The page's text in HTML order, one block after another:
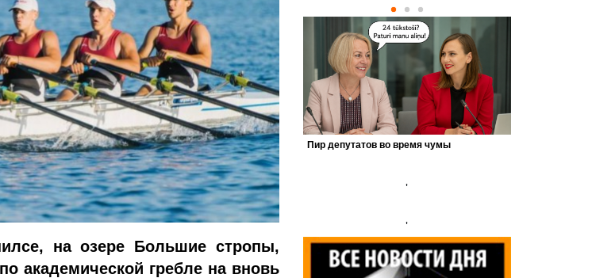
на озере Большие стропы,
академической гребле на вновь
'
'